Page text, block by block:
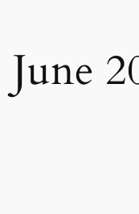
June